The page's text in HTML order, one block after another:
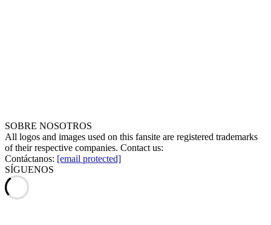
SOBRE NOSOTROS
All logos and images used on this fansite are registered trademarks
of their respective companies. Contact us:
Contáctanos: [email protected]
SÍGUENOS